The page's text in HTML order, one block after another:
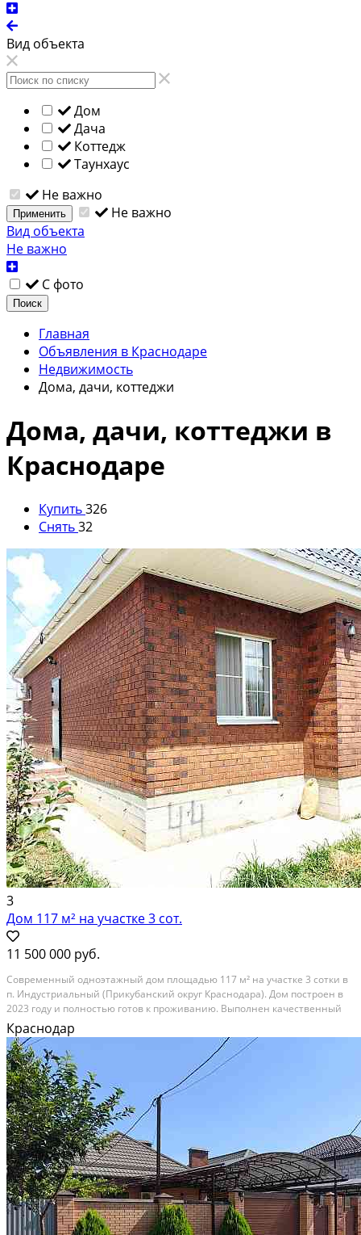
Вид объекта
Дом
Дача
Коттедж
Таунхаус
Не важно
Применить
Не важно
Вид объекта
Не важно
С фото
Поиск
Главная
Объявления в Краснодаре
Недвижимость
Дома, дачи, коттеджи
Дома, дачи, коттеджи в
Краснодаре
Купить326
Снять32
3
Дом 117 м² на участке 3 сот.
11 500 000 руб.
Современный одноэтажный дом площадью 117 м² на участке 3 сотки в
п. Индустриальный (Прикубанский округ Краснодара). Дом построен в
2023 году и полностью готов к проживанию. Выполнен качественный
капитальный ремонт с использованием современных материалов. Не
требует никаких дополнительных вложений...
Расстояние до города (км): В черте города; Этажей в доме: 2; Материал
стен дома: Кирпич
Краснодар